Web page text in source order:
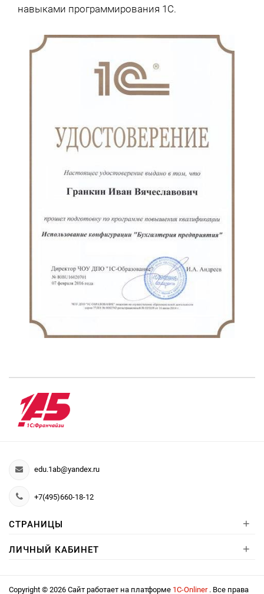
навыками программирования 1С.
edu.1ab@yandex.ru
+7(495)660-18-12
СТРАНИЦЫ +
ЛИЧНЫЙ КАБИНЕТ +
Copyright © 2026 Сайт работает на платформе 1С-Onliner . Все права